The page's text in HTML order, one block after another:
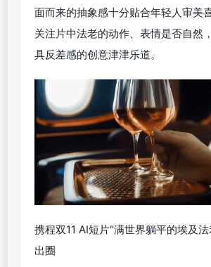
可口可乐早前的“Masterpiece”AI广告
此外，贴合品牌本身调性的短片，接
更容易消弭人们和AI之间的距离感。